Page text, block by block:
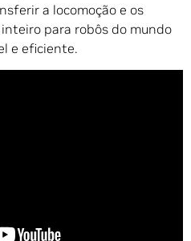
a locomoção e os
para robôs do mundo
e eficiente.